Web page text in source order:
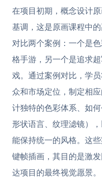
在项目初期，概念设计
基调，这是原画课程中
对比两个案例：一个是
格手游，另一个是追求
戏。通过案例对比，学
众和市场定位，制定相
计独特的色彩体系、如
形状语言、纹理滤镜）
能保持统一的风格。这
键帧插画，其目的是激
达项目的最终视觉愿景。